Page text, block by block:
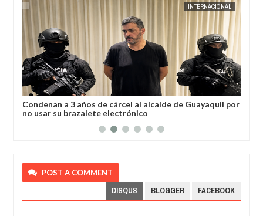
INTERNACIONAL
Condenan a 3 años de cárcel al alcalde de Guayaquil por
no usar su brazalete electrónico
JORGE
POST A COMMENT
DISQUS BLOGGER FACEBOOK